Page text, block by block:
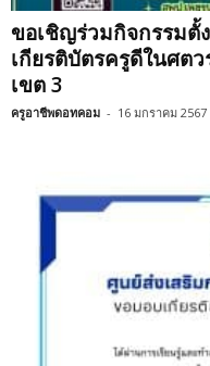
ขอเชิญร่วมกิจกรรม
เกียรติบัตรครูดีในศต
เขต 3
ครูอาชีพดอทคอม - 16 มกราคม 2567